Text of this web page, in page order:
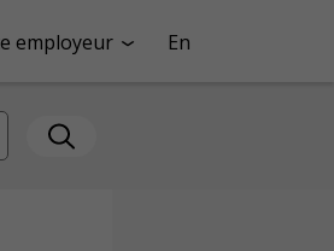
employeur En